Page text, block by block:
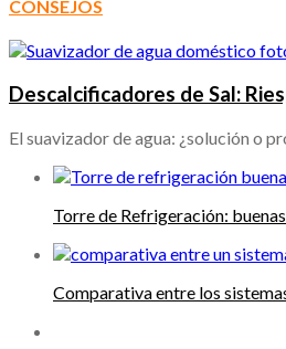
CONSEJOS
Descalcificadores de Sal:
El suavizador de agua: ¿solución o
Torre de Refrigeración:
Comparativa entre los